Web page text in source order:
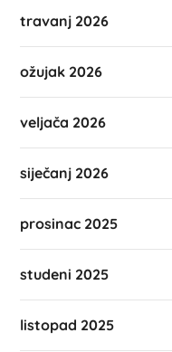
travanj 2026
ožujak 2026
veljača 2026
siječanj 2026
prosinac 2025
studeni 2025
listopad 2025